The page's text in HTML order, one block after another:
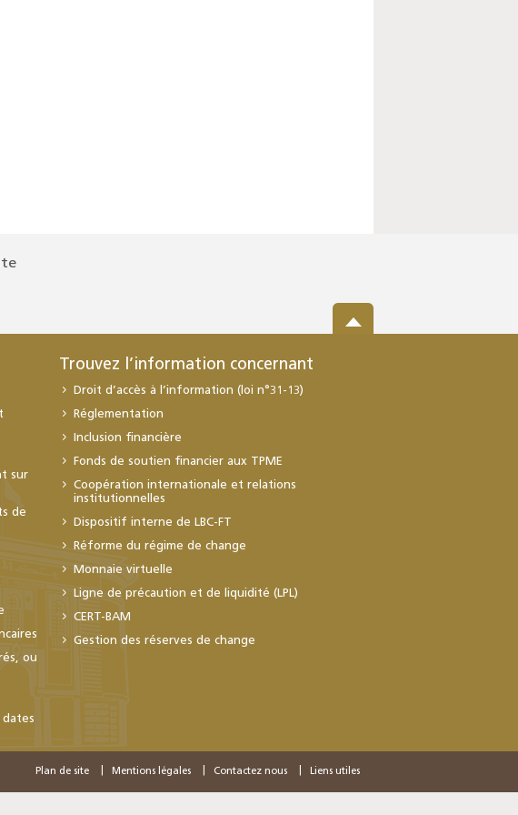
sur
de
ou
dates
Trouvez l’information concernant
Droit d’accès à l’information (loi n°31-13)
Réglementation
Inclusion financière
Fonds de soutien financier aux TPME
Coopération internationale et relations
institutionnelles
Dispositif interne de LBC-FT
Réforme du régime de change
Monnaie virtuelle
Ligne de précaution et de liquidité (LPL)
CERT-BAM
Gestion des réserves de change
Plan de site Mentions légales Contactez nous Liens utiles